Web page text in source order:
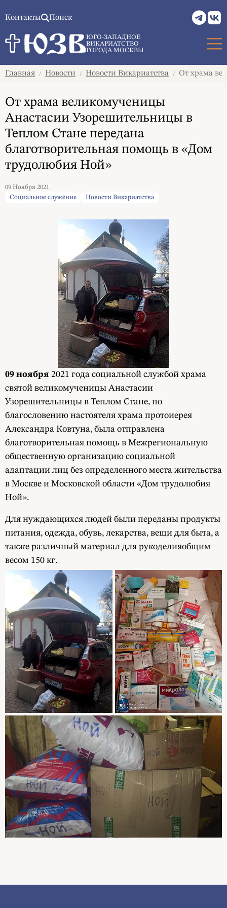
Контакты Поиск
ЮГО-ЗАПАДНОЕ
ВИКАРИАТСТВО
ГОРОДА МОСКВЫ
Главная / Новости / Новости Викариатства / От храма
От храма великомученицы
Анастасии Узорешительницы в
Теплом Стане передана
благотворительная помощь в «Дом
трудолюбия Ной»
09 Ноября 2021
Социальное служение
Новости Викариатства
09 ноября 2021 года социальной службой храма
святой великомученицы Анастасии
Узорешительницы в Теплом Стане, по
благословению настоятеля храма протоиерея
Александра Ковтуна, была отправлена
благотворительная помощь в Межрегиональную
общественную организацию социальной
адаптации лиц без определенного места жительства
в Москве и Московской области «Дом трудолюбия
Ной».
Для нуждающихся людей были переданы продукты
питания, одежда, обувь, лекарства, вещи для быта, а
также различный материал для рукоделияобщим
весом 150 кг.